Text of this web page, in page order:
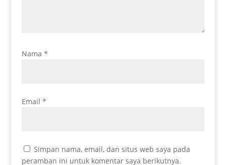
Nama *
Email *
Simpan nama, email, dan situs web saya pada
peramban ini untuk komentar saya berikutnya.